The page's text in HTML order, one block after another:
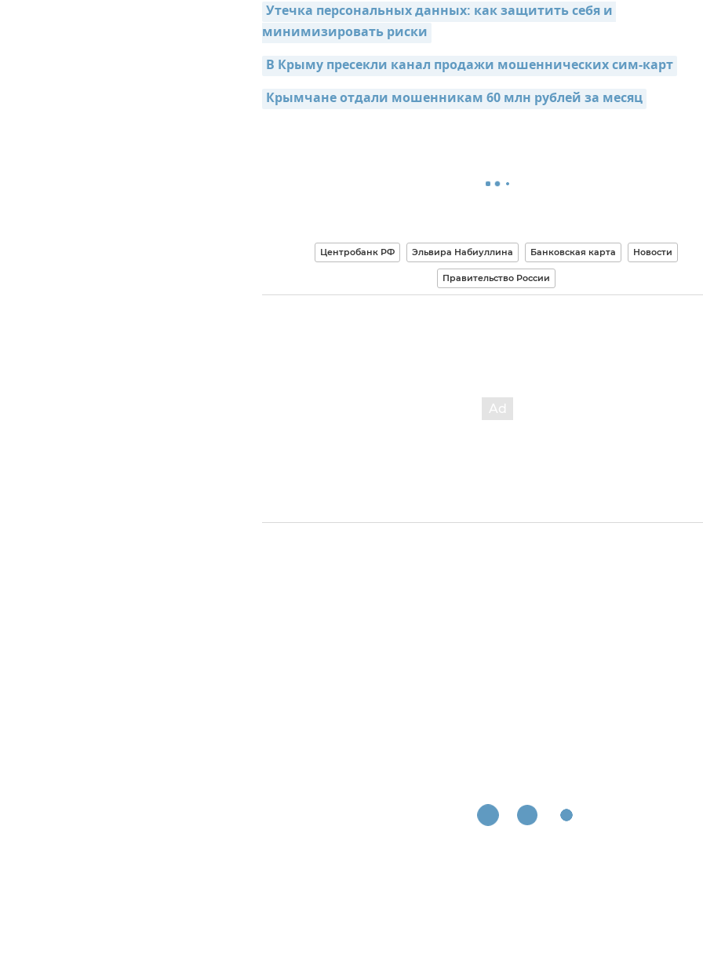
Утечка персональных данных: как защитить себя и
минимизировать риски
В Крыму пресекли канал продажи мошеннических сим-карт
Крымчане отдали мошенникам 60 млн рублей за месяц
Центробанк РФ Эльвира Набиуллина Банковская карта Новости
Правительство России